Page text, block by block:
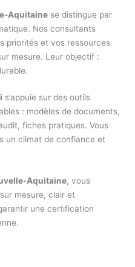
Aquitaine se distingue par
Nos consultants
priorités et vos ressources
mesure. Leur objectif :
s’appuie sur des outils
: modèles de documents,
fiches pratiques. Vous
un climat de confiance et
Aquitaine, vous
mesure, clair et
une certification